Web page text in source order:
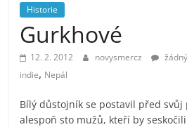
prospívá?
Historie
Gurkhové
12. 2. 2012 novysmercz
indie, Nepál
Bílý důstojník se postavil před svůj
alespoň sto mužů, kteří by